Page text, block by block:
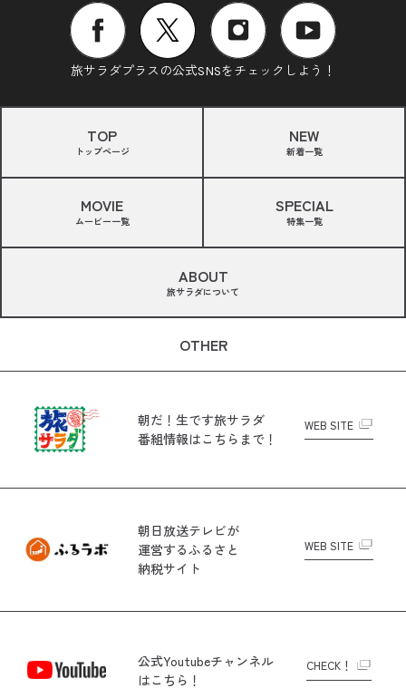
旅サラダプラスの公式SNSをチェックしよう！
TOP
トップページ
NEW
新着一覧
MOVIE
ムービー一覧
SPECIAL
特集一覧
ABOUT
旅サラダについて
OTHER
朝だ！生です旅サラダ
番組情報はこちらまで！
WEB SITE
朝日放送テレビが
運営するふるさと
納税サイト
WEB SITE
公式Youtubeチャンネル
はこちら！
CHECK！